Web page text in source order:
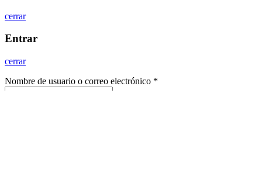
cerrar
Entrar
cerrar
Nombre de usuario o correo electrónico *